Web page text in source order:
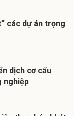
các dự án trọng
dịch cơ cấu
nghiệp